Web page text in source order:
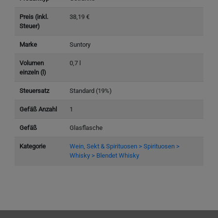
Preis (inkl.
Steuer)
38,19 €
Marke Suntory
Volumen
einzeln (l)
0,7 l
Steuersatz Standard (19%)
Gefäß Anzahl 1
Gefäß Glasflasche
Kategorie
Wein, Sekt & Spirituosen > Spirituosen >
Whisky > Blendet Whisky